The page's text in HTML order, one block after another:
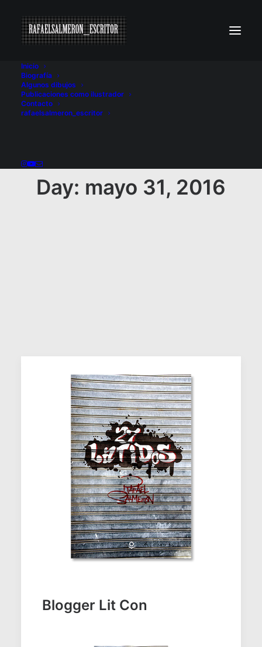
Inicio
Biografía
Algunos dibujos
Publicaciones como ilustrador
Contacto
rafaelsalmeron_escritor
Day: mayo 31, 2016
Blogger Lit Con